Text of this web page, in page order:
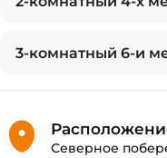
За порядком на
3-комнатный 6-и
Северное